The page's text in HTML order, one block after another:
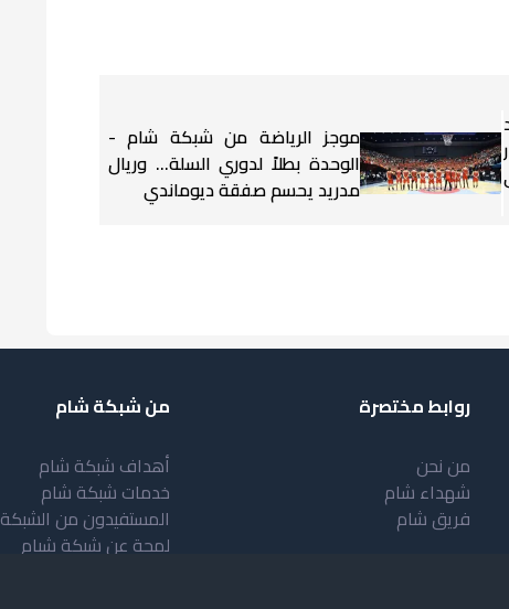
موجز الرياضة من شبكة شام -
الوحدة بطلاً لدوري السلة... وريال
مدريد يحسم صفقة ديوماندي
روابط مختصرة
من نحن
شهداء شام
فريق شام
من شبكة شام
أهداف شبكة شام
خدمات شبكة شام
المستفيدون من الشبكة
لمحة عن شبكة شبام